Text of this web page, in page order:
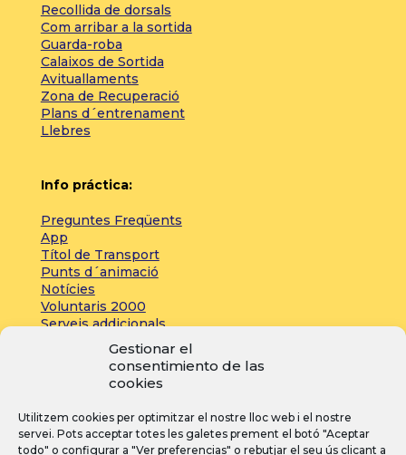
Gestionar el
consentimiento de las
cookies
Utilitzem cookies per optimitzar el nostre lloc web i el nostre
servei. Pots acceptar totes les galetes prement el botó "Aceptar
todo" o configurar a "Ver preferencias" o rebutjar el seu ús clicant a
Recollida de dorsals
Com arribar a la sortida
Guarda-roba
Calaixos de Sortida
Avituallaments
Zona de Recuperació
Plans d´entrenament
Llebres
Info práctica:
Preguntes Freqüents
App
Títol de Transport
Punts d´animació
Notícies
Voluntaris 2000
Serveis addicionals
Zona de prensa:
Acreditacions
Inscripcions
Notícies